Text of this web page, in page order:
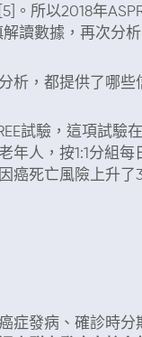
。所以2018年
讀數據，再次分析
，都提供了哪些
試驗，這項試驗
年人，按1:1分組
癌死亡風險上升了
發病、確診時分